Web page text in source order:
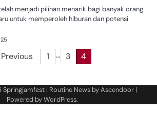
menjadi pilihan menarik bagi banyak orang
untuk memperoleh hiburan dan potensi
Previous 1 … 3 4
Springjamfest| Routine News byAscendoor|
Powered byWordPress.